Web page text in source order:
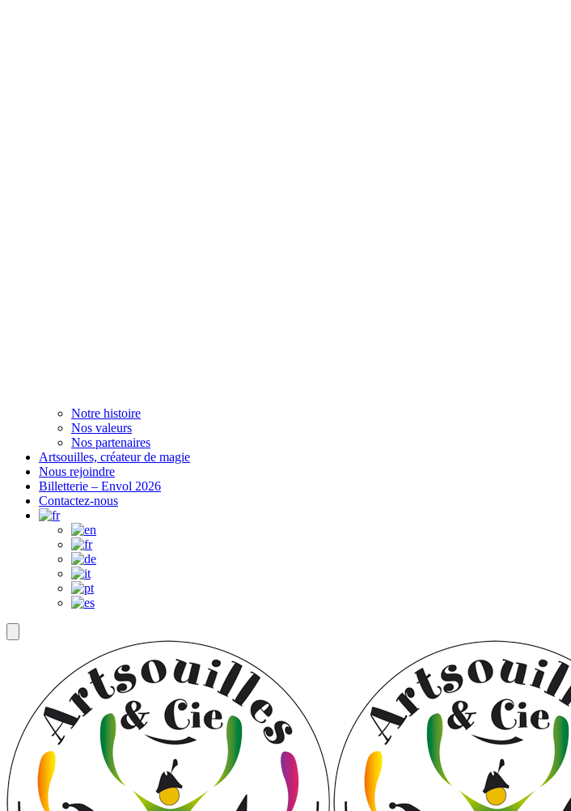
Notre histoire
Nos valeurs
Nos partenaires
Artsouilles, créateur de magie
Nous rejoindre
Billetterie – Envol 2026
Contactez-nous